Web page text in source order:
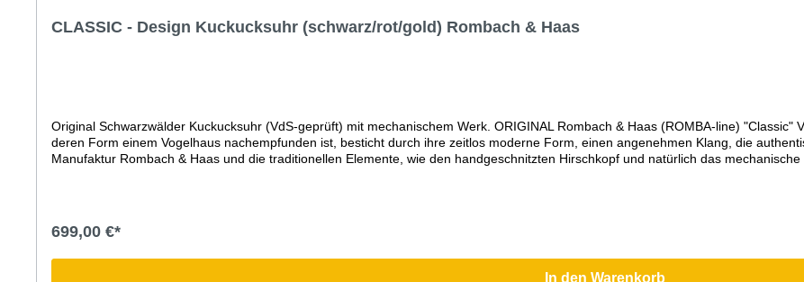
CLASSIC - Design Kuckucksuhr (schwarz/rot/gold) Rombach & Haas
Original Schwarzwälder Kuckucksuhr (VdS-geprüft) mit mechanischem Werk. ORIGINAL Rombach & Haas (ROMBA-line) "Classic"
deren Form einem Vogelhaus nachempfunden ist, besticht durch ihre zeitlos moderne Form, einen angenehmen Klang, die
Manufaktur Rombach & Haas und die traditionellen Elemente, wie den handgeschnitzten Hirschkopf und natürlich das
zur vollen Stunde mit der Anzahl der Stunden und zur halben Stunde einmaligQualitätsmarke Romba-Design
Jahre Garantie (24 Monate + 1 Jahr Garantieverlängerung GRATIS auf alle Uhren. Nur hier im Shop!)Bitte beachten Sie, dass
699,00 €*
In den Warenkorb